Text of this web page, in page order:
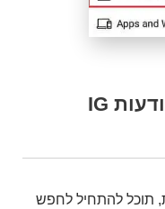
גש לנתונים ומצא הודעות IG
תוכל להתחיל לחפש